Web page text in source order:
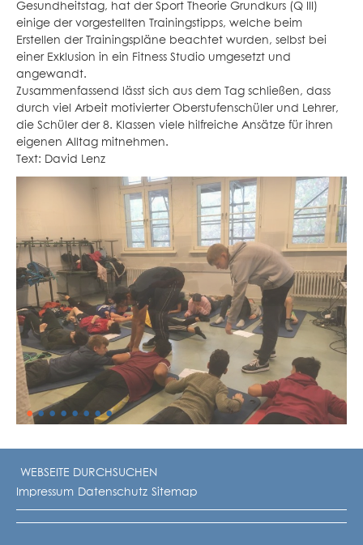
Gesundheitstag, hat der Sport Theorie Grundkurs (Q III)
einige der vorgestellten Trainingstipps, welche beim
Erstellen der Trainingspläne beachtet wurden, selbst bei
einer Exklusion in ein Fitness Studio umgesetzt und
angewandt.
Zusammenfassend lässt sich aus dem Tag schließen, dass
durch viel Arbeit motivierter Oberstufenschüler und Lehrer,
die Schüler der 8. Klassen viele hilfreiche Ansätze für ihren
eigenen Alltag mitnehmen.
Text: David Lenz
••• • • • ••
Impressum Datenschutz Sitemap